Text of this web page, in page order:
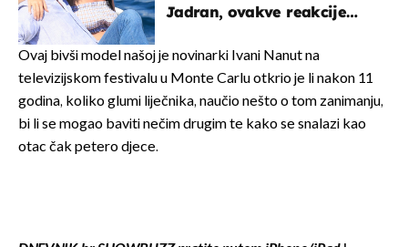
Jadran, ovakve reakcije
Ovaj bivši model našoj je novinarki Ivani Nanut na
televizijskom festivalu u Monte Carlu otkrio je li nakon 11
godina, koliko glumi liječnika, naučio nešto o tom zanimanju,
bi li se mogao baviti nečim drugim te kako se snalazi kao
otac čak petero djece.